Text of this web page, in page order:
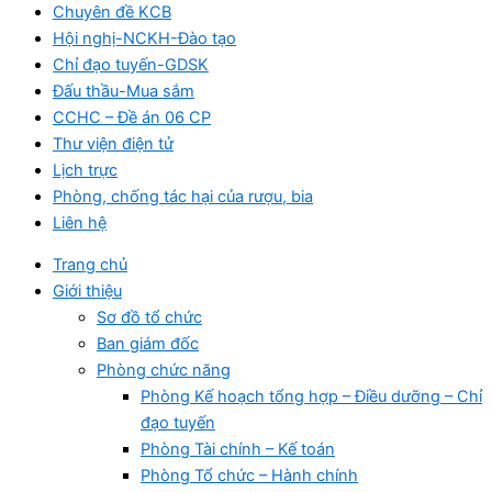
Chuyên đề KCB
Hội nghị-NCKH-Đào tạo
Chỉ đạo tuyến-GDSK
Đấu thầu-Mua sắm
CCHC – Đề án 06 CP
Thư viện điện tử
Lịch trực
Phòng, chống tác hại của rượu, bia
Liên hệ
Trang chủ
Giới thiệu
Sơ đồ tổ chức
Ban giám đốc
Phòng chức năng
Phòng Kế hoạch tổng hợp – Điều dưỡng – Chỉ
đạo tuyến
Phòng Tài chính – Kế toán
Phòng Tổ chức – Hành chính